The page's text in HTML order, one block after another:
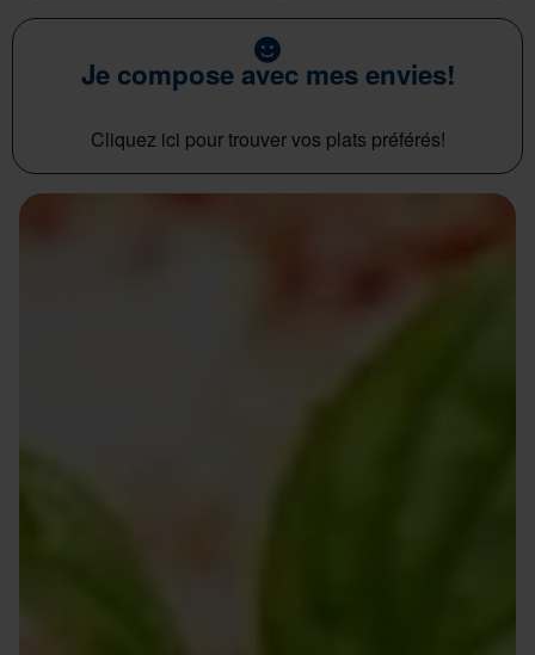
Je compose avec mes envies!
Cliquez ici pour trouver vos plats préférés!